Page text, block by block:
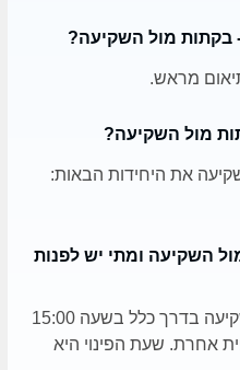
בקתות מול השקיעה?
מראש.
מול השקיעה?
את היחידות הבאות:
השקיעה ומתי יש לפנות
אפשר להגיע ל- בקתות מול השקיעה בדרך כלל בשעה 15:00
אחרת. שעת הפינוי היא